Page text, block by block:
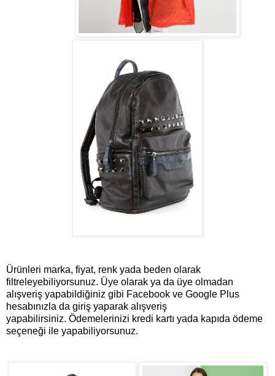
Ürünleri marka, fiyat, renk yada beden olarak
filtreleyebiliyorsunuz. Üye olarak ya da üye olmadan
alışveriş yapabildiğiniz gibi Facebook ve Google Plus
hesabınızla da giriş yaparak alışveriş
yapabilirsiniz. Ödemelerinizi kredi kartı yada kapıda ödeme
seçeneği ile yapabiliyorsunuz.